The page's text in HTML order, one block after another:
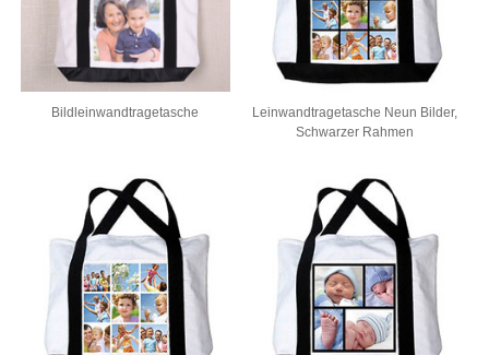
Bildleinwandtragetasche
Leinwandtragetasche Neun Bilder,
Schwarzer Rahmen